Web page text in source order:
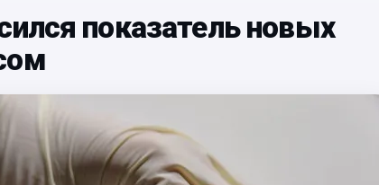
показатель новых